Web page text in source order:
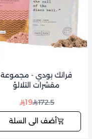
فرانك بودي - مجموعة
مقشرات التلالؤ
172.5
19
أضف الى السلة